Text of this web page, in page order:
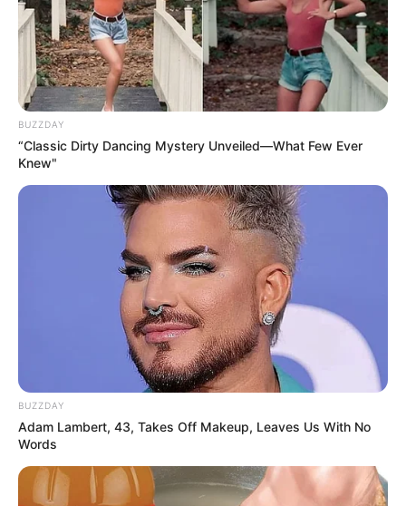
Viele weitere Bilder von Sehenswürdigkeiten in der
Berliner Innenstadt (Berlin-Mitte) mit touristischen
Informationen:
BUZZDAY
“Classic Dirty Dancing Mystery Unveiled—What Few Ever
Knew"
BUZZDAY
Adam Lambert, 43, Takes Off Makeup, Leaves Us With No
Words